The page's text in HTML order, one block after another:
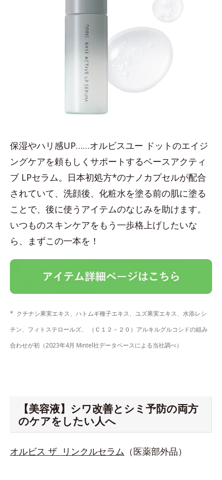
保湿やハリ感UP……オルビスユー ドットのエイジ
ングケアを頼もしくサポートするベースアクティ
ブ LPセラム。日本初処方*のナノカプセルが配合
されていて、洗顔後、化粧水を塗る前の肌に塗る
ことで、後に使うアイテムのなじみを助けます。
いつものスキンケアをもう一歩格上げしたいな
ら、まずこの一本を！
* クチナシ果実エキス、ハトムギ種子エキス、ユズ果実エキス、水添レシ
チン、フィトステロールズ、 （Ｃ１２－２０）アルキルグルコシドの組み
合わせが初（2023年4月 Mintel社データベースによる当社調べ）
【美容液】シワ改善とシミ予防の両方
のケアをしたい人へ
オルビス ザ リンクルセラム （医薬部外品）